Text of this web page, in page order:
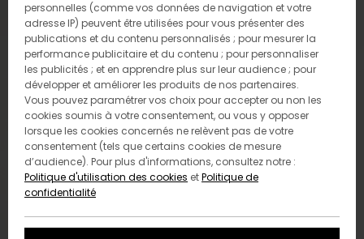
personnelles (comme vos données de navigation et votre
adresse IP) peuvent être utilisées pour vous présenter des
publications et du contenu personnalisés ; pour mesurer la
performance publicitaire et du contenu ; pour personnaliser
les publicités ; et en apprendre plus sur leur audience ; pour
développer et améliorer les produits de nos partenaires.
Vous pouvez paramétrer vos choix pour accepter ou non les
cookies soumis à votre consentement, ou vous y opposer
lorsque les cookies concernés ne relèvent pas de votre
consentement (tels que certains cookies de mesure
d’audience). Pour plus d'informations, consultez notre :
Politique d'utilisation des cookies etPolitique de
confidentialité